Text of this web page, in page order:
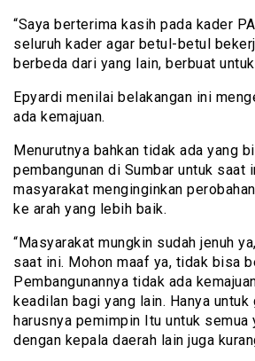
“Saya berterima kasih pada kader
seluruh kader agar betul-betul
berbeda dari yang lain, berbuat untuk
Epyardi menilai belakangan ini
ada kemajuan.
Menurutnya bahkan tidak ada yang
pembangunan di Sumbar untuk saat
masyarakat menginginkan
ke arah yang lebih baik.
“Masyarakat mungkin sudah jenuh
saat ini. Mohon maaf ya, tidak bisa
Pembangunannya tidak ada
keadilan bagi yang lain. Hanya untuk
harusnya pemimpin Itu untuk semua
dengan kepala daerah lain juga